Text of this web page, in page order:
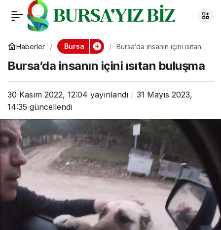
Haberler Bursa
Bursa’da insanın içini ısıtan
Bursa’da insanın içini ısıtan buluşma
30 Kasım 2022, 12:04 yayınlandı
31 Mayıs 2023,
14:35 güncellendi
Bursa’da insanın içini
ısıtan buluşma